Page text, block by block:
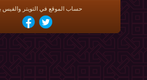
حساب الموقع في التويتر والفيس